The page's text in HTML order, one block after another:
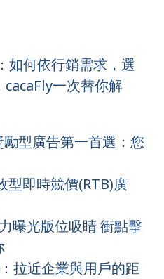
如何依行銷需求，選
一次替你解
型廣告第一首選：您
型即時競價(RTB)廣
曝光版位吸睛 衝點擊
拉近企業與用戶的距